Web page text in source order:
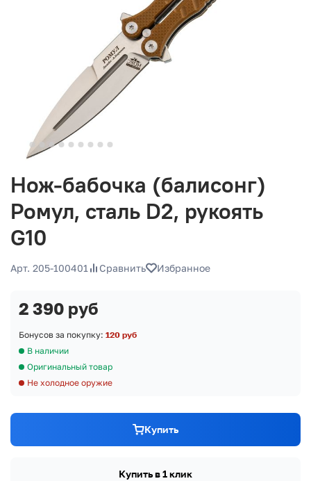
Нож-бабочка (балисонг)
Ромул, сталь D2, рукоять
G10
Арт. 205-100401 Сравнить Избранное
2 390 руб
Бонусов за покупку: 120 руб
В наличии
Оригинальный товар
Не холодное оружие
Купить
Купить в 1 клик